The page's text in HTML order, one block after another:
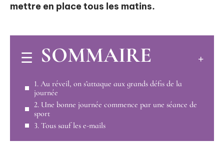
mettre en place tous les matins.
SOMMAIRE
1. Au réveil, on s’attaque aux grands défis de la
journée
2. Une bonne journée commence par une séance de
sport
3. Tous sauf les e-mails